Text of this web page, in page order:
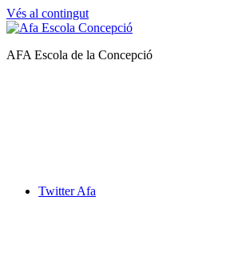
Vés al contingut
Afa
AFA Escola de la Concepció
Twitter Afa